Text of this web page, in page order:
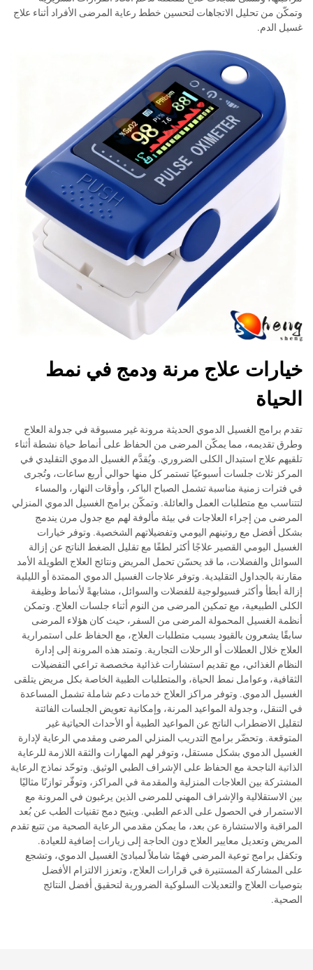
وتمكّن من تحليل الاتجاهات لتحسين خطط رعاية المرضى الأفراد أثناء علاج
غسيل الدم.
خيارات علاج مرنة ودمج في نمط
الحياة
تقدم برامج الغسيل الدموي الحديثة مرونة غير مسبوقة في جدولة العلاج
وطرق تقديمه، مما يمكّن المرضى من الحفاظ على أنماط حياة نشطة أثناء
تلقيهم علاج استبدال الكلى الضروري. ويُقدَّم الغسيل الدموي التقليدي في
المركز ثلاث جلسات أسبوعيًا تستمر كل منها حوالي أربع ساعات، وتُجرى
في فترات زمنية مناسبة تشمل الصباح الباكر، وأوقات النهار، والمساء
لتتناسب مع متطلبات العمل والعائلة. وتمكّن برامج الغسيل الدموي المنزلي
المرضى من إجراء العلاجات في بيئة مألوفة لهم مع جدول مرن يندمج
بشكل أفضل مع روتينهم اليومي وتفضيلاتهم الشخصية. وتوفر خيارات
الغسيل اليومي القصير علاجًا أكثر لطفًا مع تقليل الضغط الناتج عن إزالة
السوائل والفضلات، ما قد يحسّن تحمل المريض ونتائج العلاج الطويلة الأمد
مقارنة بالجداول التقليدية. وتوفر علاجات الغسيل الدموي الممتدة أو الليلية
إزالة أبطأ وأكثر فسيولوجية للفضلات والسوائل، مشابهةً لأنماط وظيفة
الكلى الطبيعية، مع تمكين المرضى من النوم أثناء جلسات العلاج. وتمكن
أنظمة الغسيل المحمولة المرضى من السفر، حيث كان هؤلاء المرضى
سابقًا يشعرون بالقيود بسبب متطلبات العلاج، مع الحفاظ على استمرارية
العلاج خلال العطلات أو الرحلات التجارية. وتمتد هذه المرونة إلى إدارة
النظام الغذائي، مع تقديم استشارات غذائية مخصصة تراعي التفضيلات
الثقافية، وعوامل نمط الحياة، والمتطلبات الطبية الخاصة بكل مريض يتلقى
الغسيل الدموي. وتوفر مراكز العلاج خدمات دعم شاملة تشمل المساعدة
في التنقل، وجدولة المواعيد المرنة، وإمكانية تعويض الجلسات الفائتة
لتقليل الاضطراب الناتج عن المواعيد الطبية أو الأحداث الحياتية غير
المتوقعة. وتحضّر برامج التدريب المنزلي المرضى ومقدمي الرعاية لإدارة
الغسيل الدموي بشكل مستقل، وتوفر لهم المهارات والثقة اللازمة للرعاية
الذاتية الناجحة مع الحفاظ على الإشراف الطبي الوثيق. وتوحّد نماذج الرعاية
المشتركة بين العلاجات المنزلية والمقدمة في المراكز، وتوفّر توازنًا مثاليًا
بين الاستقلالية والإشراف المهني للمرضى الذين يرغبون في المرونة مع
الاستمرار في الحصول على الدعم الطبي. ويتيح دمج تقنيات الطب عن بُعد
المراقبة والاستشارة عن بعد، ما يمكن مقدمي الرعاية الصحية من تتبع تقدم
المريض وتعديل معايير العلاج دون الحاجة إلى زيارات إضافية للعيادة.
وتكفل برامج توعية المرضى فهمًا شاملاً لمبادئ الغسيل الدموي، وتشجع
على المشاركة المستنيرة في قرارات العلاج، وتعزز الالتزام الأفضل
بتوصيات العلاج والتعديلات السلوكية الضرورية لتحقيق أفضل النتائج
الصحية.